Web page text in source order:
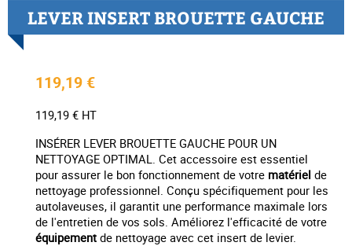
LEVER INSERT BROUETTE GAUCHE
119,19 €
119,19 € HT
INSÉRER LEVER BROUETTE GAUCHE POUR UN
NETTOYAGE OPTIMAL. Cet accessoire est essentiel
pour assurer le bon fonctionnement de votre matériel de
nettoyage professionnel. Conçu spécifiquement pour les
autolaveuses, il garantit une performance maximale lors
de l'entretien de vos sols. Améliorez l'efficacité de votre
équipement de nettoyage avec cet insert de levier.